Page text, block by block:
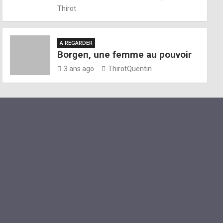
Thirot
A REGARDER
Borgen, une femme au pouvoir
3 ans ago ThirotQuentin